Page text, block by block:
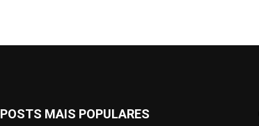
POSTS MAIS POPULARES